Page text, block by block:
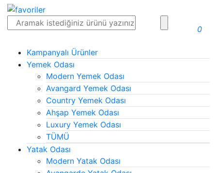
0
Kampanyalı Ürünler
Yemek Odası
Modern Yemek Odası
Avangard Yemek Odası
Country Yemek Odası
Ahşap Yemek Odası
Luxury Yemek Odası
TÜMÜ
Yatak Odası
Modern Yatak Odası